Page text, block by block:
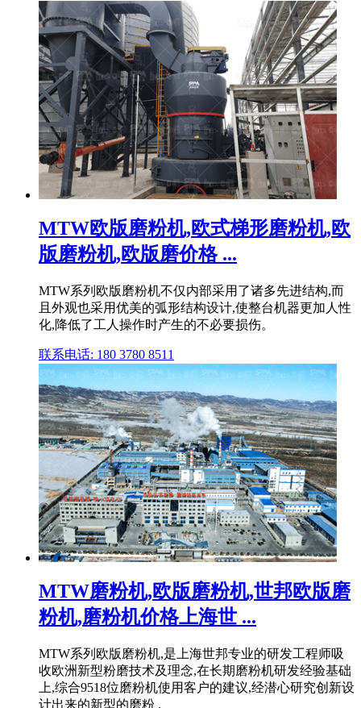
MTW欧版磨粉机,欧式梯形磨粉机,欧
版磨粉机,欧版磨价格 ...
MTW系列欧版磨粉机不仅内部采用了诸多先进结构,而
且外观也采用优美的弧形结构设计,使整台机器更加人性
化,降低了工人操作时产生的不必要损伤。
联系电话: 180 3780 8511
MTW磨粉机,欧版磨粉机,世邦欧版磨
粉机,磨粉机价格上海世 ...
MTW系列欧版磨粉机,是上海世邦专业的研发工程师吸
收欧洲新型粉磨技术及理念,在长期磨粉机研发经验基础
上,综合9518位磨粉机使用客户的建议,经潜心研究创新设
计出来的新型的磨粉 .